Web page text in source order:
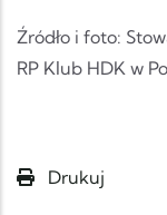
Źródło i foto:
RP Klub HDK w
Drukuj